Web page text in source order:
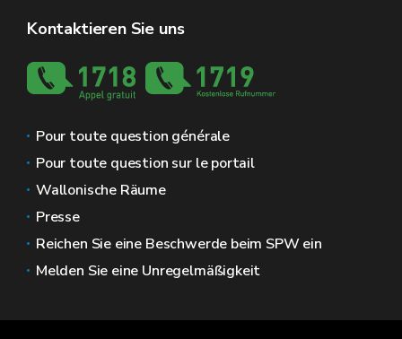
Kontaktieren Sie uns
Pour toute question générale
Pour toute question sur le portail
Wallonische Räume
Presse
Reichen Sie eine Beschwerde beim SPW ein
Melden Sie eine Unregelmäßigkeit